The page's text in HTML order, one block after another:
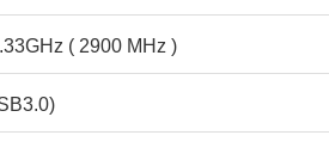
( 2900 MHz )